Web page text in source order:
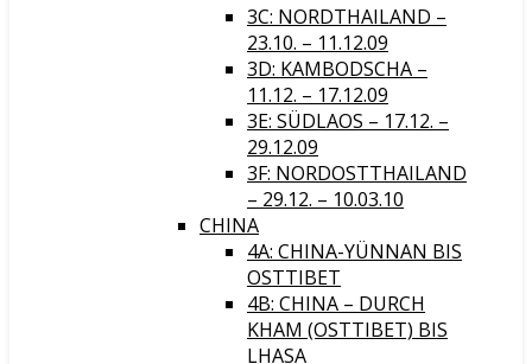
3C: NORDTHAILAND –
23.10. – 11.12.09
3D: KAMBODSCHA –
11.12. – 17.12.09
3E: SÜDLAOS – 17.12. –
29.12.09
3F: NORDOSTTHAILAND
– 29.12. – 10.03.10
CHINA
4A: CHINA-YÜNNAN BIS
OSTTIBET
4B: CHINA – DURCH
KHAM (OSTTIBET) BIS
LHASA